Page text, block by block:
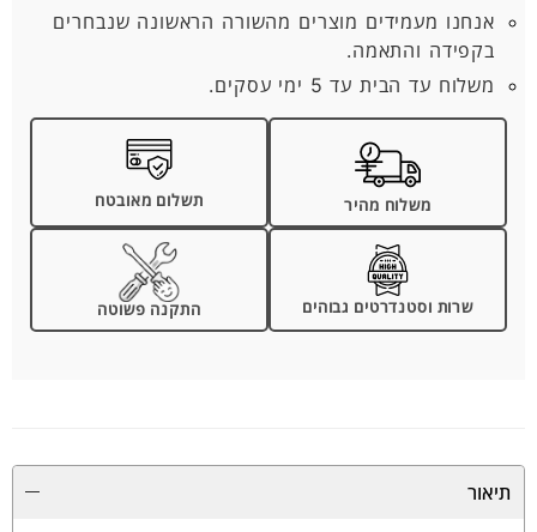
אנחנו מעמידים מוצרים מהשורה הראשונה שנבחרים
בקפידה והתאמה.
משלוח עד הבית עד 5 ימי עסקים.
משלוח מהיר תשלום מאובטח
שרות וסטנדרטים גבוהים התקנה פשוטה
תיאור